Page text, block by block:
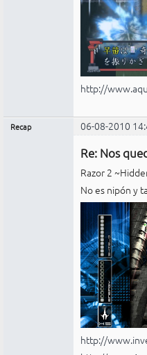
http://
Recap 06-08-2010
Re: Nos
Razor 2
No es nipón y
http://